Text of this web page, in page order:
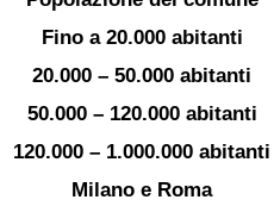
Fino a 20.000 abitanti
20.000 – 50.000 abitanti
50.000 – 120.000 abitanti
120.000 – 1.000.000 abitanti
Milano e Roma